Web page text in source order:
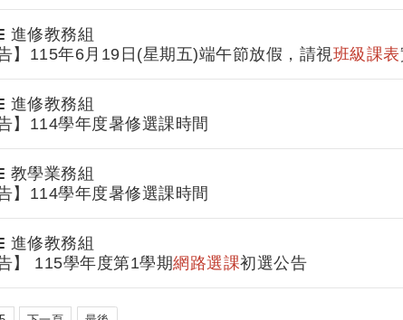
進修教務組
】115年6月19日(星期五)端午節放假，請視班級課表
進修教務組
】114學年度暑修選課時間
教學業務組
】114學年度暑修選課時間
進修教務組
】 115學年度第1學期網路選課初選公告